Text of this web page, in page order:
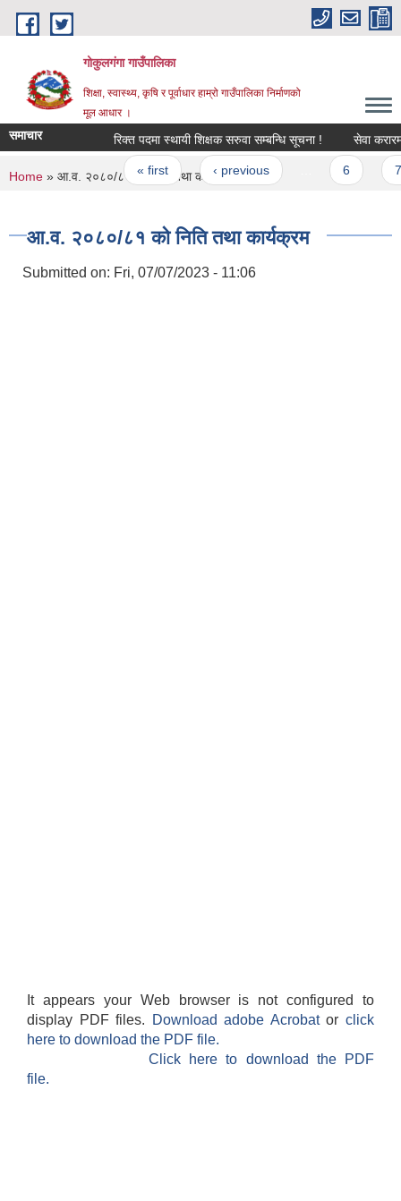
Skip to main content
गोकुलगंगा गाउँपालिका
शिक्षा, स्वास्थ्य, कृषि र पूर्वाधार हाम्रो गाउँपालिका निर्माणको
मूल आधार ।
समाचार रिक्त पदमा स्थायी शिक्षक सरुवा सम्बन्धि सूचना ! सेवा करारमा
Pages
« first ‹ previous
You are here
Home » आ.व. २०८०/८१ को निति तथा कार्यक्रम
आ.व. २०८०/८१ को निति तथा कार्यक्रम
Submitted on: Fri, 07/07/2023 - 11:06
It appears your Web browser is not configured to
display PDF files.
Download adobe Acrobatorclick
here to download the PDF file.
Click here to download the PDF
file.